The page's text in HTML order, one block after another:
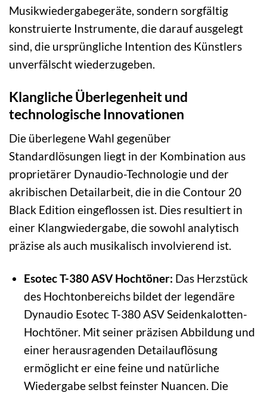
Musikwiedergabegeräte, sondern sorgfältig
konstruierte Instrumente, die darauf ausgelegt
sind, die ursprüngliche Intention des Künstlers
unverfälscht wiederzugeben.
Klangliche Überlegenheit und
technologische Innovationen
Die überlegene Wahl gegenüber
Standardlösungen liegt in der Kombination aus
proprietärer Dynaudio-Technologie und der
akribischen Detailarbeit, die in die Contour 20
Black Edition eingeflossen ist. Dies resultiert in
einer Klangwiedergabe, die sowohl analytisch
präzise als auch musikalisch involvierend ist.
Esotec T-380 ASV Hochtöner: Das Herzstück
des Hochtonbereichs bildet der legendäre
Dynaudio Esotec T-380 ASV Seidenkalotten-
Hochtöner. Mit seiner präzisen Abbildung und
einer herausragenden Detailauflösung
ermöglicht er eine feine und natürliche
Wiedergabe selbst feinster Nuancen. Die